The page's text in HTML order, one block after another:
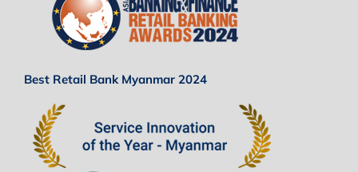
Best Retail Bank Myanmar 2024